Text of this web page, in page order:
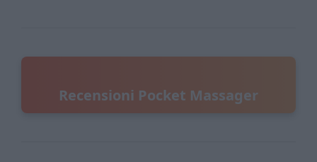
Recensioni Pocket Massager